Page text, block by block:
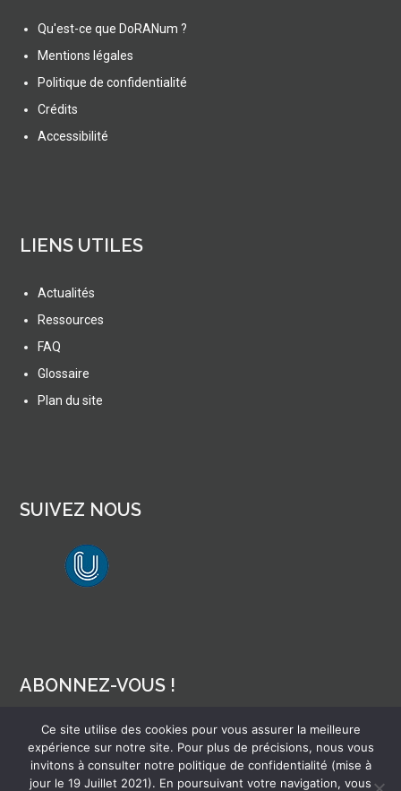
Qu'est-ce que DoRANum ?
Mentions légales
Politique de confidentialité
Crédits
Accessibilité
LIENS UTILES
Actualités
Ressources
FAQ
Glossaire
Plan du site
SUIVEZ NOUS
ABONNEZ-VOUS !
Pour recevoir par mail la notification des nouveaux articles
Ce site utilise des cookies pour vous assurer la meilleure
expérience sur notre site. Pour plus de précisions, nous vous
invitons à consulter notre politique de confidentialité (mise à
jour le 19 Juillet 2021). En poursuivant votre navigation, vous